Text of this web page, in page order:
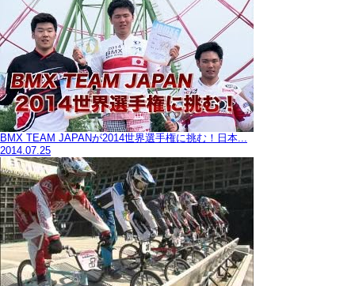
BMX TEAM JAPANが2014世界選手権に挑む！日本...
2014.07.25